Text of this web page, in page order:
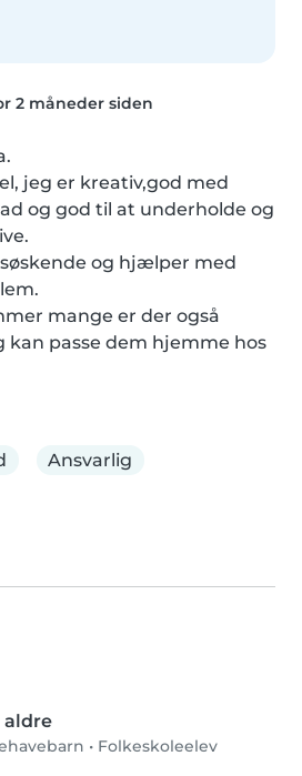
2 måneder siden
jeg er kreativ,god med
og god til at underholde og
og hjælper med
mange er der også
kan passe dem hjemme hos
Ansvarlig
aldre
• Folkeskoleelev